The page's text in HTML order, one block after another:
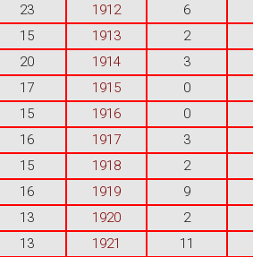
23 1912
6
15 1913
2
20 1914
3
17 1915
0
15 1916
0
16 1917
3
15 1918
2
16 1919
9
13 1920
2
13 1921
11